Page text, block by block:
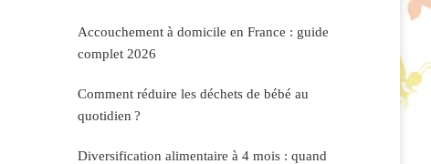
Accouchement à domicile en France : guide
complet 2026
Comment réduire les déchets de bébé au
quotidien ?
Diversification alimentaire à 4 mois : quand